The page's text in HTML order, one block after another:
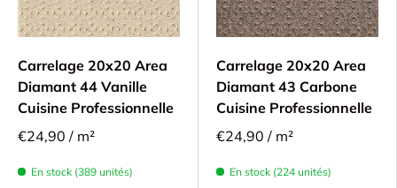
Carrelage 20x20 Area
Diamant 44 Vanille
Cuisine Professionnelle
€24,90 / m²
En stock (389 unités)
Carrelage 20x20 Area
Diamant 43 Carbone
Cuisine Professionnelle
€24,90 / m²
En stock (224 unités)